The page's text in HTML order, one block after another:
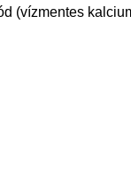
(vízmentes